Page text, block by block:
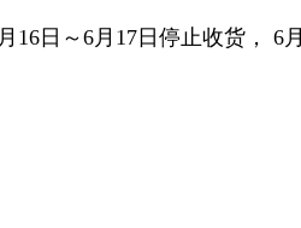
16日～6月17日停止收货， 6